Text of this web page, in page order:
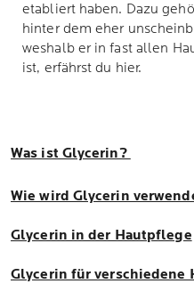
etabliert haben. Dazu
hinter dem eher
weshalb er in fast allen
ist, erfährst du hier.
Was ist Glycerin?
Wie wird Glycerin
Glycerin in der Hautpflege
Glycerin für verschiedene